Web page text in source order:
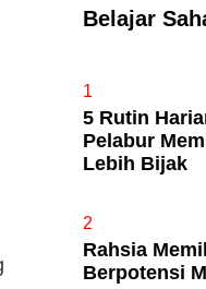
Belajar
1
5 Rutin
Pelabur
Lebih Bijak
2
Rahsia
Berpotensi
Yang
Tu?